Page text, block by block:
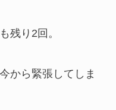
残り2回。
から緊張してしま